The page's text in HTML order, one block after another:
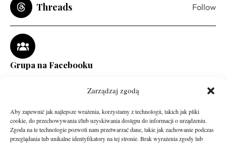
Zarządzaj zgodą
Aby zapewnić jak najlepsze wrażenia, korzystamy z technologii, takich jak pliki
cookie, do przechowywania i/lub uzyskiwania dostępu do informacji o urządzeniu.
Zgoda na te technologie pozwoli nam przetwarzać dane, takie jak zachowanie podczas
przeglądania lub unikalne identyfikatory na tej stronie. Brak wyrażenia zgody lub
Threads Follow
Grupa na Facebooku